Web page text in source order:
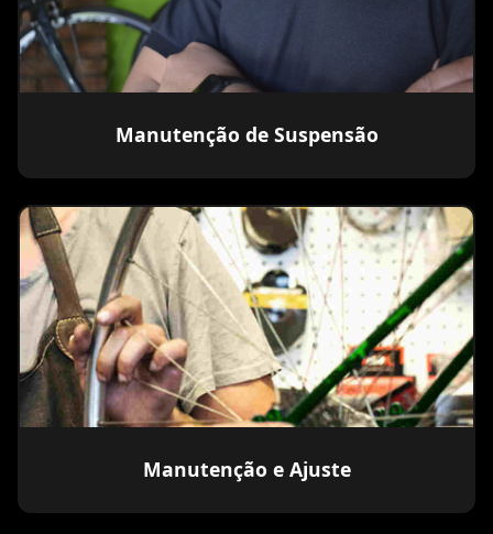
Manutenção de Suspensão
Manutenção e Ajuste